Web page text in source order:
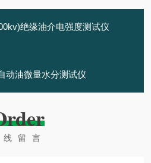
绝缘油介电强度测试仪
动油微量水分测试仪
线留言